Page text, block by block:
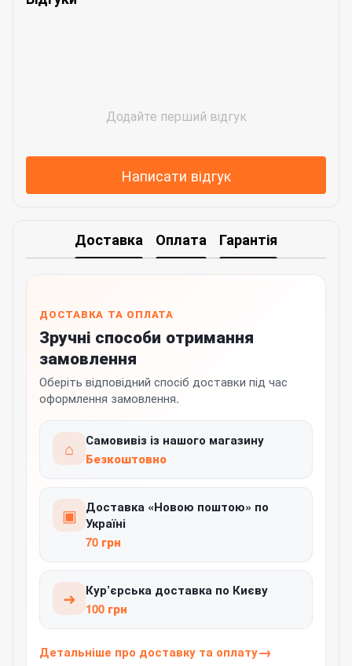
Додайте перший відгук
Написати відгук
Доставка Оплата Гарантія
ДОСТАВКА ТА ОПЛАТА
Зручні способи отримання
замовлення
Оберіть відповідний спосіб доставки під час
оформлення замовлення.
⌂
Самовивіз із нашого магазину
Безкоштовно
▣
Доставка «Новою поштою» по
Україні
70 грн
➜
Кур’єрська доставка по Києву
100 грн
Детальніше про доставку та оплату